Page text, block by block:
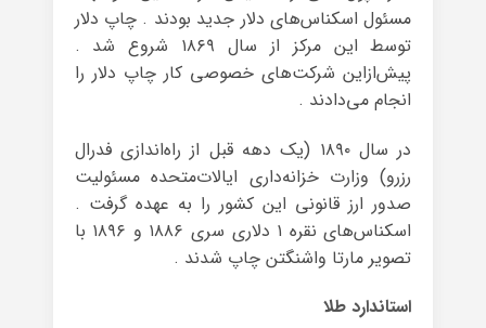
مسئول اسکناس‌های دلار جدید بودند . چاپ دلار
توسط این مرکز از سال ۱۸۶۹ شروع شد .
پیش‌ازاین شرکت‌های خصوصی کار چاپ دلار را
انجام می‌دادند .
در سال ۱۸۹۰ (یک دهه قبل از راه‌اندازی فدرال
رزرو) وزارت خزانه‌داری ایالات‌متحده مسئولیت
صدور ارز قانونی این کشور را به عهده گرفت .
اسکناس‌های نقره ۱ دلاری سری ۱۸۸۶ و ۱۸۹۶ با
تصویر مارتا واشنگتن چاپ شدند .
استاندارد طلا